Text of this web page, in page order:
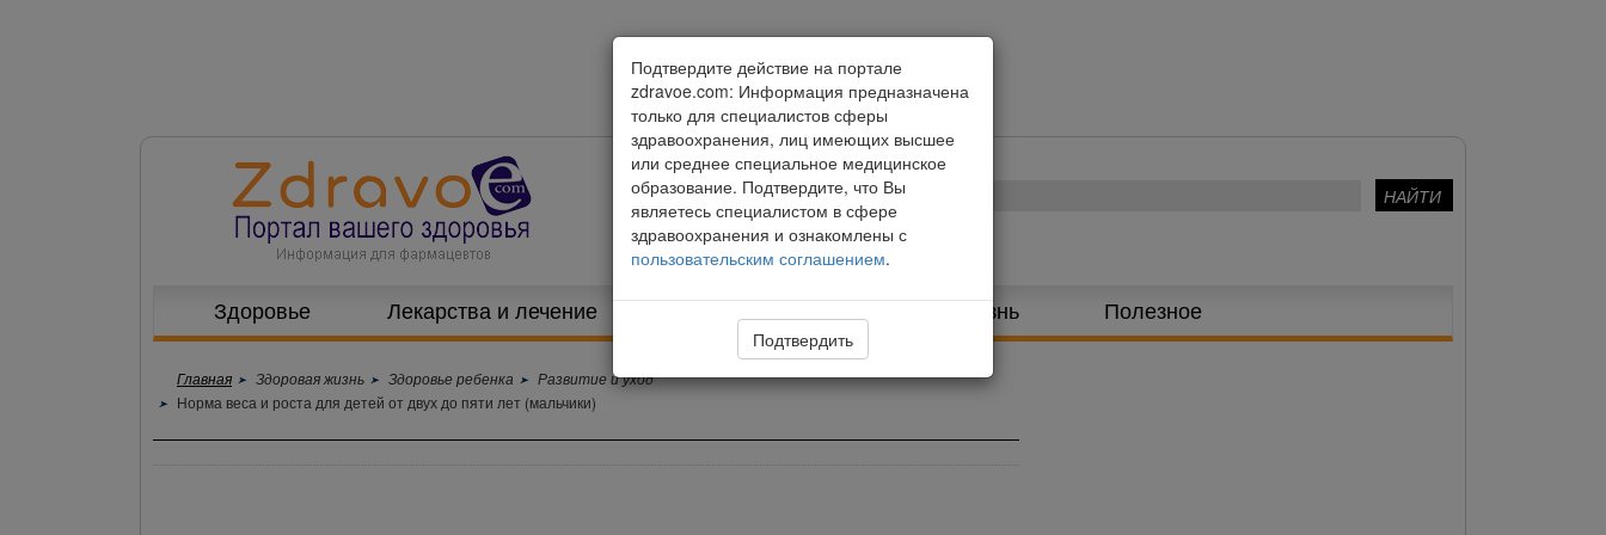
Здоровье Лекарства и лечение Питание и диета Здоровая жизнь Полезное
Главная Здоровая жизнь Здоровье ребенка
Развитие и уход
Норма веса и роста для детей от двух до пяти лет (мальчики)
Подтвердите действие на портале
zdravoe.com: Информация предназначена
только для специалистов сферы
здравоохранения, лиц имеющих высшее
или среднее специальное медицинское
образование. Подтвердите, что Вы
являетесь специалистом в сфере
здравоохранения и ознакомлены с
пользовательским соглашением.
Подтвердить